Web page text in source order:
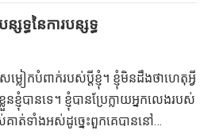
បស់គាត់ Bob Bob Bob អ្នកសាងសង់
ច្នេះខ្ញុំត្រូវតែពាក់ស្បែកជើងកាំក្មេង
លោក។ តើអ្វីដែលអាក្រក់បំផុតដែលអាច
ែងតែចាកចេញជានិច្ច។ គាត់អាចដើរ
នៅហាងឬនៅផ្ទះក្នុងរយៈពេលពីរបីនាទី។
ងហើយទាក់ទាញខ្ញុំឱ្យនាំគាត់ចេញ
ទវៃឆ្លាតដែលផ្ទុកជាមួយកម្មវិធីវីដេអូនិង
យើងរីករាយ។ ប៉ុន្តែតើវាហាក់ដូចជាមិន
របំផុតមិននឹកស្មានដល់នៅពេលដែលអ្នក
នកកំពុងឈរនៅជួរវែងឬរង់ចាំភាពអស់
ាល្បិចម៉ាក់មួយចំនួនដែលអាចហុចពេល
កែម្រាមដៃ។ ប្រើប៊ិចដើម្បីគូរមុខខ្លះនៅលើ
ទ្ធនៃការបន្សុទ្ធ
ម្លៀកបំពាក់របស់ប្តីខ្ញុំ។ ខ្ញុំមិនដឹងថាហេតុអ្វី
ខ្ញុំបានទេ។ ខ្ញុំបានប្រែក្លាយអ្នកលេងរបស់
ត់ទាំងអស់ដូច្នេះពួកគេបាននៅ